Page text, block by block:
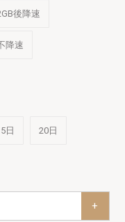
後降速
降速
日 20日
+